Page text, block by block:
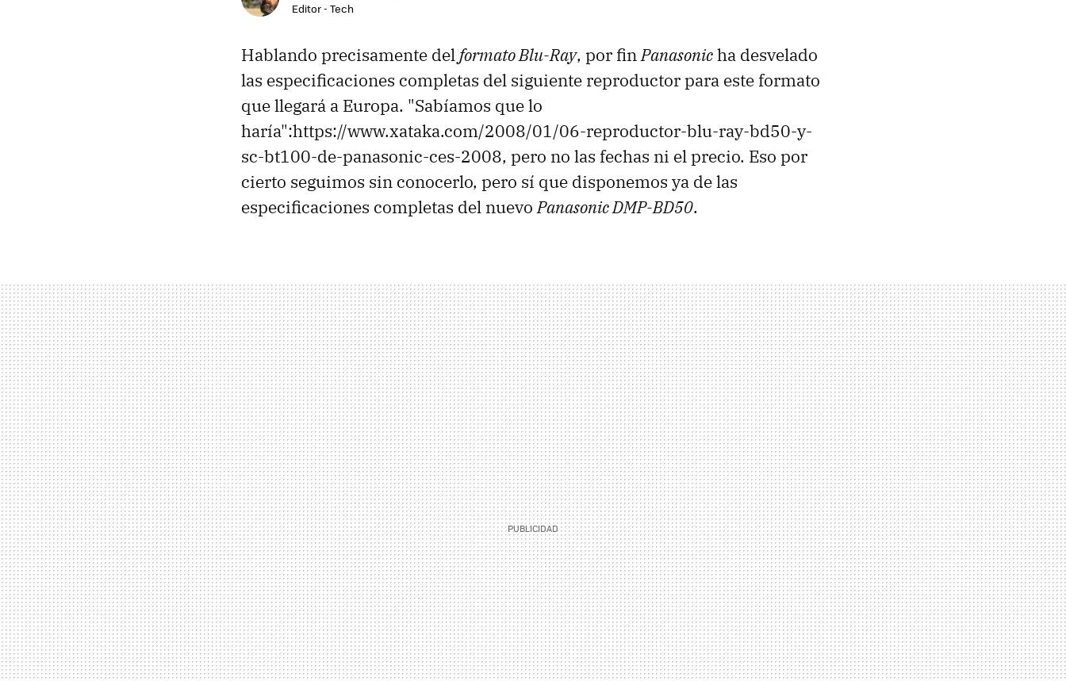
Editor - Tech
Hablando precisamente delformato Blu-Ray, por finPanasonicha desvelado
las especificaciones completas del siguiente reproductor para este formato
que llegará a Europa. "Sabíamos que lo
haría":https://www.xataka.com/2008/01/06-reproductor-blu-ray-bd50-y-
sc-bt100-de-panasonic-ces-2008, pero no las fechas ni el precio. Eso por
cierto seguimos sin conocerlo, pero sí que disponemos ya de las
especificaciones completas del nuevoPanasonic DMP-BD50.